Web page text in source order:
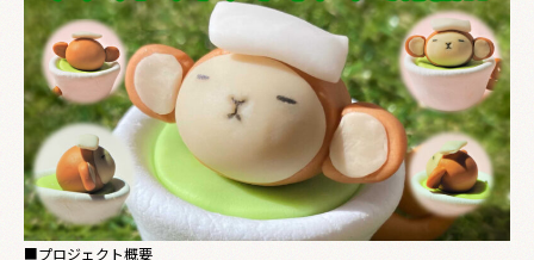
■プロジェクト概要